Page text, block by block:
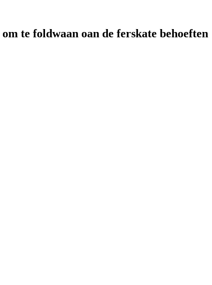
te foldwaan oan de ferskate behoeften